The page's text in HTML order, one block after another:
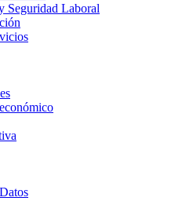
Seguridad Laboral